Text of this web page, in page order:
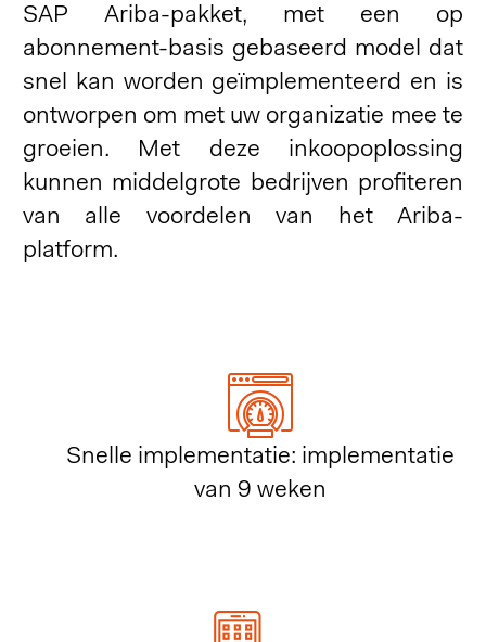
SAP Ariba-pakket, met een op
abonnement-basis gebaseerd model dat
snel kan worden geïmplementeerd en is
ontworpen om met uw organizatie mee te
groeien. Met deze inkoopoplossing
kunnen middelgrote bedrijven profiteren
van alle voordelen van het Ariba-
platform.
Snelle implementatie: implementatie
van 9 weken